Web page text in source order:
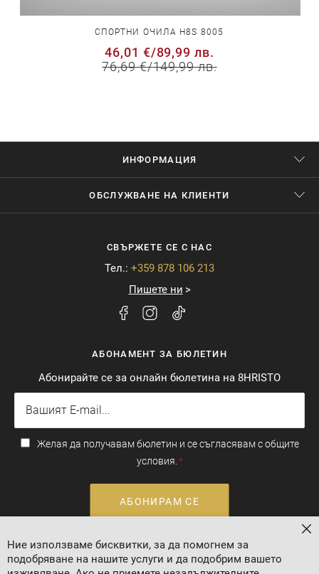
СПОРТНИ ОЧИЛА H8S 8005
46,01 €/89,99 лв.
76,69 €/149,99 лв.
ИНФОРМАЦИЯ
ОБСЛУЖВАНЕ НА КЛИЕНТИ
СВЪРЖЕТЕ СЕ С НАС
Тел.: +359 878 106 213
Пишете ни
АБОНАМЕНТ ЗА БЮЛЕТИН
Абонирайте се за онлайн бюлетина на 8HRISTO
Желая да получавам бюлетин и се съгласявам с общите
условия.
АБОНИРАМ СЕ
Валутен курс: 1 EUR = 1.95583 BGN
Ние използваме бисквитки, за да помогнем за
подобряване на нашите услуги и да подобрим вашето